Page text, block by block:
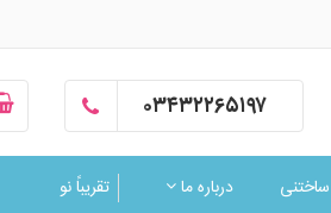
۰۳۴۳۲۲۶۵۱۹۷
ساختنی درباره ما تقریباً نو